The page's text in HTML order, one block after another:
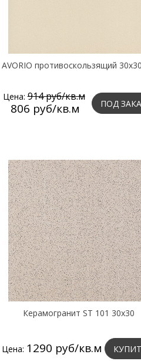
AVORIO противоскользящий
Цена:914 руб/кв.м
806 руб/кв.м ПОД
Керамогранит ST 101 30х30
Цена: 1290 руб/кв.м